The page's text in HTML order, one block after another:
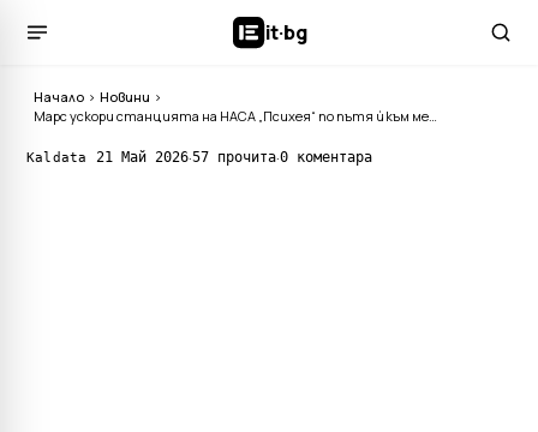
it·bg
Начало › Новини ›
Марс ускори станцията на НАСА „Психея“ по пътя ѝ към метален астероид и помогна за калибрирането на нейните научни инструменти
Kaldata 21 Май 2026·57 прочита·0 коментара